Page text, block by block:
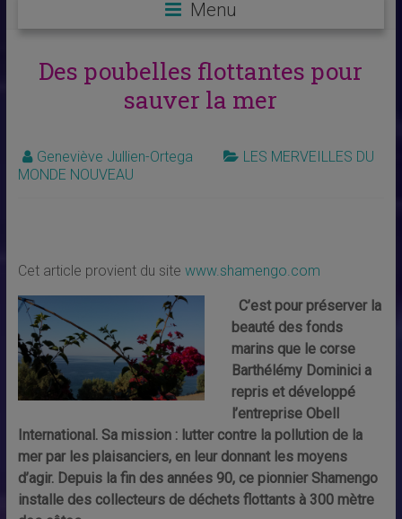
Menu
Des poubelles flottantes pour
sauver la mer
Geneviève Jullien-Ortega
LES MERVEILLES DU
MONDE NOUVEAU
Cet article provient du site www.shamengo.com
C’est pour préserver la
beauté des fonds
marins que le corse
Barthélémy Dominici a
repris et développé
l’entreprise Obell
International. Sa mission : lutter contre la pollution de la
mer par les plaisanciers, en leur donnant les moyens
d’agir. Depuis la fin des années 90, ce pionnier Shamengo
installe des collecteurs de déchets flottants à 300 mètre